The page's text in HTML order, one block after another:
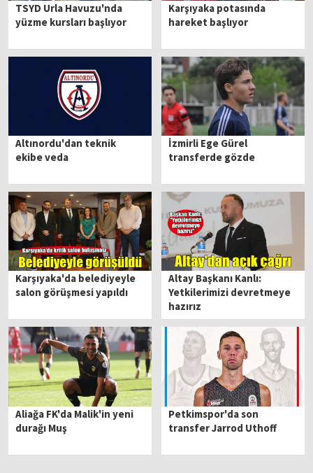
TSYD Urla Havuzu'nda
yüzme kursları başlıyor
Karşıyaka potasında
hareket başlıyor
Altınordu'dan teknik
ekibe veda
İzmirli Ege Gürel
transferde gözde
Karşıyaka'da belediyeyle
salon görüşmesi yapıldı
Altay Başkanı Kanlı:
Yetkilerimizi devretmeye
hazırız
Aliağa FK'da Malik'in yeni
durağı Muş
Petkimspor'da son
transfer Jarrod Uthoff